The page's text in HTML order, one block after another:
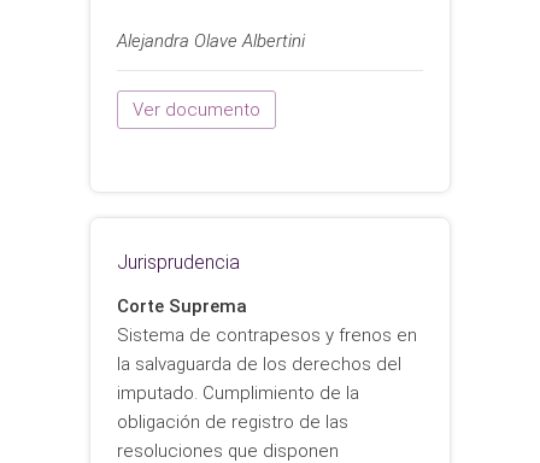
Alejandra Olave Albertini
Ver documento
Jurisprudencia
Corte Suprema
Sistema de contrapesos y frenos en
la salvaguarda de los derechos del
imputado. Cumplimiento de la
obligación de registro de las
resoluciones que disponen